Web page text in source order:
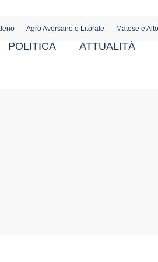
Agro Aversano e Litorale Matese e
POLITICA ATTUALITÀ